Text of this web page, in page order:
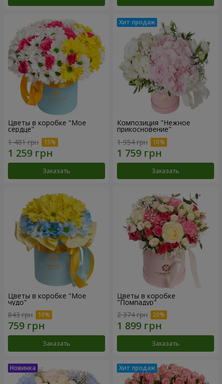
Цветы в коробке "Мое
сердце"
1 481 грн
Заказать
Композиция "Нежное
прикосновение"
1 954 грн
Заказать
Цветы в коробке "Мое
чудо"
843 грн
Заказать
Цветы в коробке
"Помпадур"
2 374 грн
Заказать